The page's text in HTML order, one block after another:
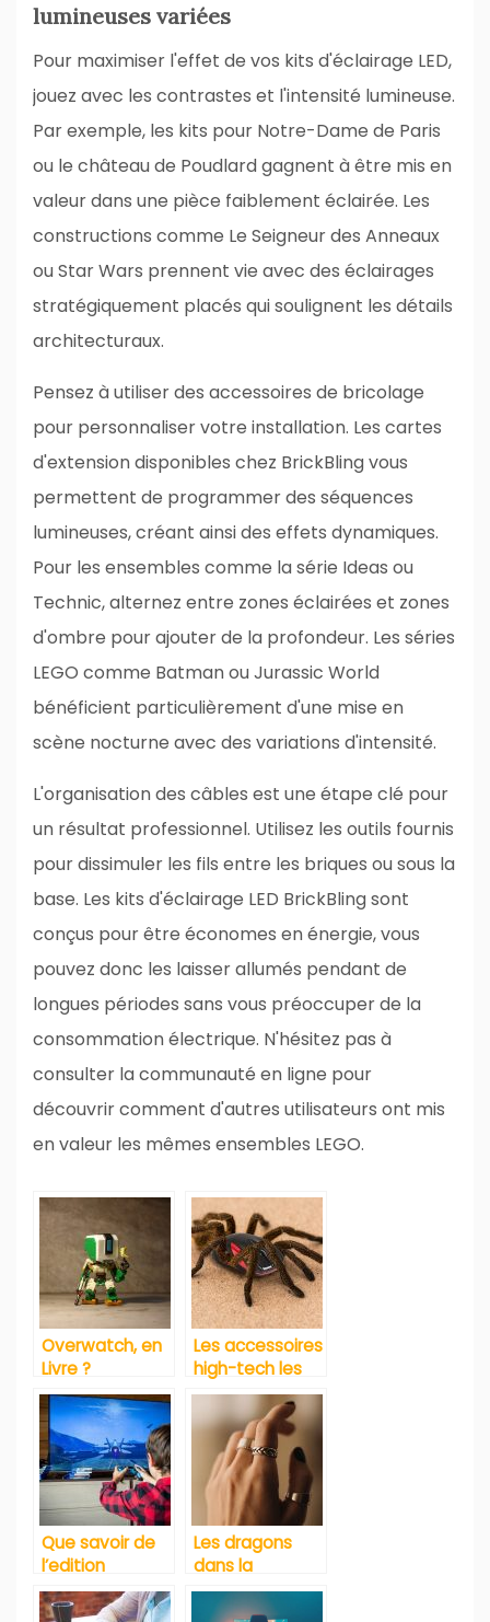
lumineuses variées
Pour maximiser l'effet de vos kits d'éclairage LED,
jouez avec les contrastes et l'intensité lumineuse.
Par exemple, les kits pour Notre-Dame de Paris
ou le château de Poudlard gagnent à être mis en
valeur dans une pièce faiblement éclairée. Les
constructions comme Le Seigneur des Anneaux
ou Star Wars prennent vie avec des éclairages
stratégiquement placés qui soulignent les détails
architecturaux.
Pensez à utiliser des accessoires de bricolage
pour personnaliser votre installation. Les cartes
d'extension disponibles chez BrickBling vous
permettent de programmer des séquences
lumineuses, créant ainsi des effets dynamiques.
Pour les ensembles comme la série Ideas ou
Technic, alternez entre zones éclairées et zones
d'ombre pour ajouter de la profondeur. Les séries
LEGO comme Batman ou Jurassic World
bénéficient particulièrement d'une mise en
scène nocturne avec des variations d'intensité.
L'organisation des câbles est une étape clé pour
un résultat professionnel. Utilisez les outils fournis
pour dissimuler les fils entre les briques ou sous la
base. Les kits d'éclairage LED BrickBling sont
conçus pour être économes en énergie, vous
pouvez donc les laisser allumés pendant de
longues périodes sans vous préoccuper de la
consommation électrique. N'hésitez pas à
consulter la communauté en ligne pour
découvrir comment d'autres utilisateurs ont mis
en valeur les mêmes ensembles LEGO.
Overwatch, en
Livre ?
Les accessoires
high-tech les
plus insolites
Que savoir de
l’edition
complete de
Wild Hunt
Les dragons
dans la
mythologie
Viking